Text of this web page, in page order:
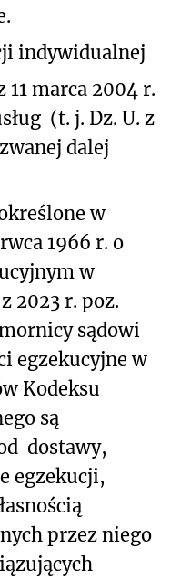
indywidualnej
11 marca 2004 r.
(t. j. Dz. U. z
dalej
w
1966 r. o
w
2023 r. poz.
sądowi
egzekucyjne w
Kodeksu
są
dostawy,
egzekucji,
przez niego